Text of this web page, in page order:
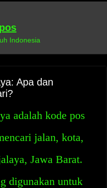
Indonesia
Apa dan
adalah kode pos
jalan, kota,
Jawa Barat.
digunakan untuk